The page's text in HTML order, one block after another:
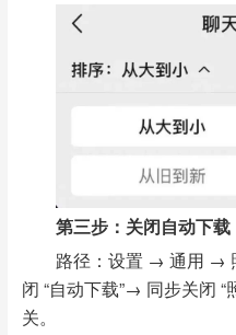
第三步：关闭自动下载
路径：设置 → 通用 →
闭 “自动下载”→ 同步关闭 “
关。